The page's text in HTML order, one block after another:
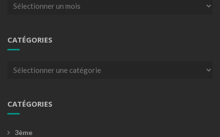
CATÉGORIES
Catégories
CATÉGORIES
3ème